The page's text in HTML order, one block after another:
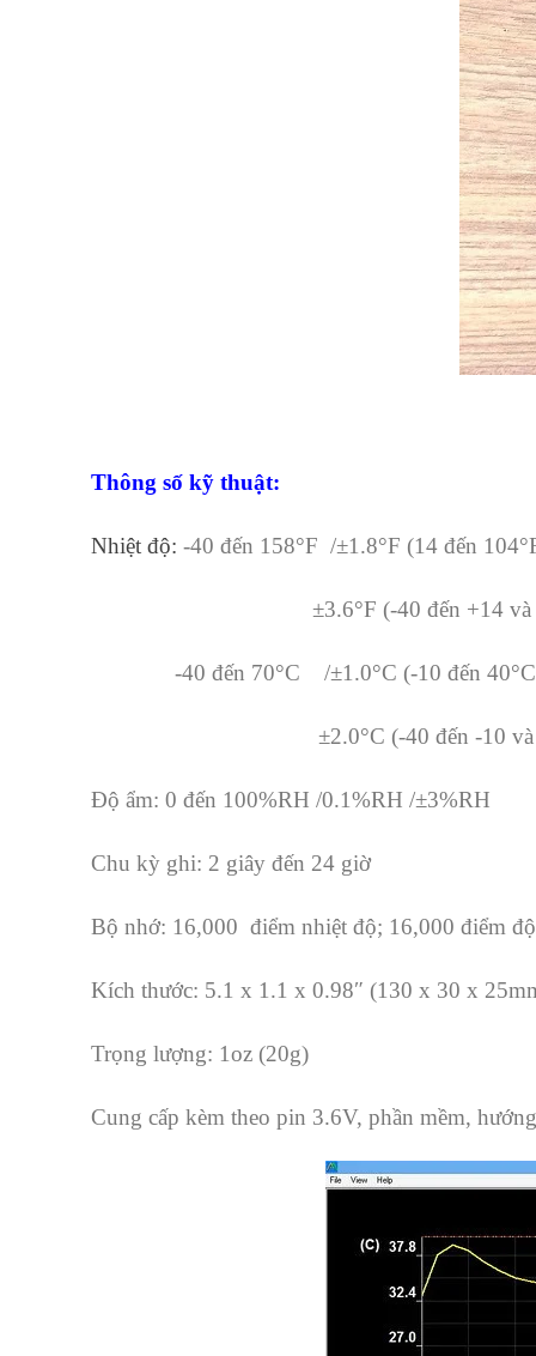
Thông số kỹ thuật:
Nhiệt độ: -40 đến 158°F /±1.8°F (14 đến
±3.6°F (-40 đến +14 và 104
-40 đến 70°C /±1.0°C (-10 đến
±2.0°C (-40 đến -10 và +40
Độ ẩm: 0 đến 100%RH /0.1%RH /±3%RH
Chu kỳ ghi: 2 giây đến 24 giờ
Bộ nhớ: 16,000 điểm nhiệt độ; 16,000 điểm
Kích thước: 5.1 x 1.1 x 0.98″ (130 x 30 x
Trọng lượng: 1oz (20g)
Cung cấp kèm theo pin 3.6V, phần mềm,